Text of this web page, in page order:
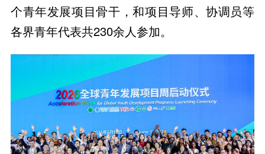
个青年发展项目骨干，和项目导师、协调员等
各界青年代表共230余人参加。